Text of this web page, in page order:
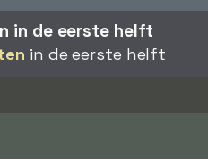
in de eerste helft
in de eerste helft